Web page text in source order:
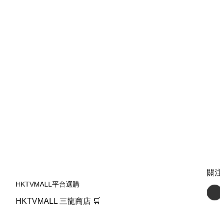
HKTVMALL平台選購
HKTVMALL 三龍商店 🛒
關